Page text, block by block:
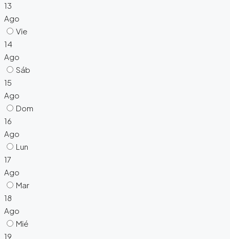
13
Ago
Vie
14
Ago
Sáb
15
Ago
Dom
16
Ago
Lun
17
Ago
Mar
18
Ago
Mié
19